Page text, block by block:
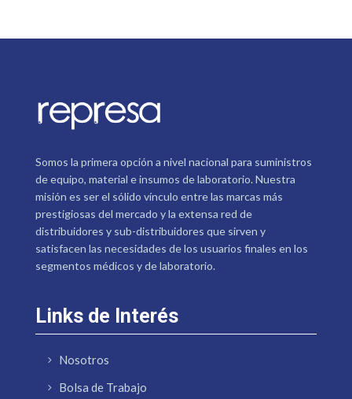
Somos la primera opción a nivel nacional para suministros
de equipo, material e insumos de laboratorio. Nuestra
misión es ser el sólido vínculo entre las marcas más
prestigiosas del mercado y la extensa red de
distribuidores y sub-distribuidores que sirven y
satisfacen las necesidades de los usuarios finales en los
segmentos médicos y de laboratorio.
Links de Interés
Nosotros
Bolsa de Trabajo